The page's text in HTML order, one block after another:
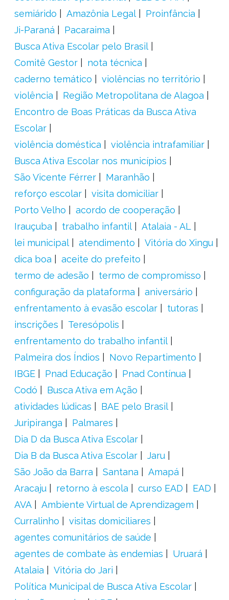
semiárido
Amazônia Legal
Proinfância
Ji-Paraná
Pacaraima
Busca Ativa Escolar pelo Brasil
Comitê Gestor
nota técnica
caderno temático
violências no território
violência
Região Metropolitana de Alagoa
Encontro de Boas Práticas da Busca Ativa
Escolar
violência doméstica
violência intrafamiliar
Busca Ativa Escolar nos municípios
São Vicente Férrer
Maranhão
reforço escolar
visita domiciliar
Porto Velho
acordo de cooperação
Irauçuba
trabalho infantil
Atalaia - AL
lei municipal
atendimento
Vitória do Xingu
dica boa
aceite do prefeito
termo de adesão
termo de compromisso
configuração da plataforma
aniversário
enfrentamento à evasão escolar
tutoras
inscrições
Teresópolis
enfrentamento do trabalho infantil
Palmeira dos Índios
Novo Repartimento
IBGE
Pnad Educação
Pnad Contínua
Codó
Busca Ativa em Ação
atividades lúdicas
BAE pelo Brasil
Juripiranga
Palmares
Dia D da Busca Ativa Escolar
Dia B da Busca Ativa Escolar
Jaru
São João da Barra
Santana
Amapá
Aracaju
retorno à escola curso EAD
EAD
AVA
Ambiente Virtual de Aprendizagem
Curralinho
visitas domiciliares
agentes comunitários de saúde
agentes de combate às endemias
Uruará
Atalaia
Vitória do Jari
Política Municipal de Busca Ativa Escolar